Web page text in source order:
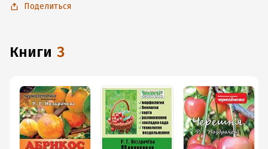
не расставаться с любимыми произведениями даже без
Поделиться
книги 3